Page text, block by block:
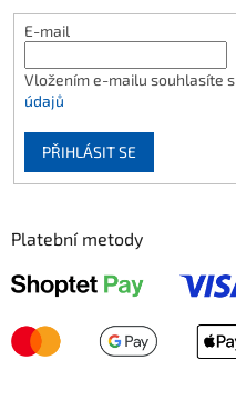
E-mail
Vložením e-mailu souhlasíte s
údajů
PŘIHLÁSIT SE
Platební metody